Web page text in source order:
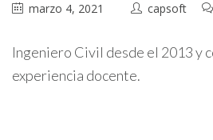
marzo 4, 2021 capsoft
Ingeniero Civil desde el 2013 y
experiencia docente.